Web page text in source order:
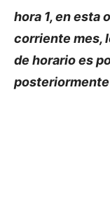
hora 1, en esta
corriente mes,
de horario es
posteriormente